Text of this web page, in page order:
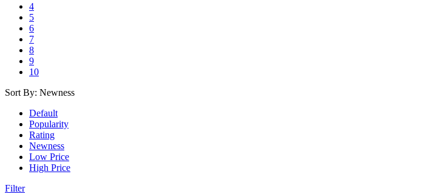
4
5
6
7
8
9
10
Sort By: Newness
Default
Popularity
Rating
Newness
Low Price
High Price
Filter